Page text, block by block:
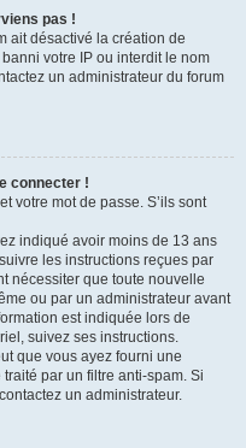
pas !
ait désactivé la création de
votre IP ou interdit le nom
un administrateur du forum
connecter !
votre mot de passe. S’ils sont
indiqué avoir moins de 13 ans
les instructions reçues par
nécessiter que toute nouvelle
ou par un administrateur avant
est indiquée lors de
suivez ses instructions.
que vous ayez fourni une
par un filtre anti-spam. Si
un administrateur.